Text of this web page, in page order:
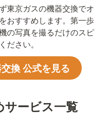
東京ガスの機器交換でオ
おすすめします。第一歩
の写真を撮るだけのスピ
ださい。
換 公式を見る
サービス一覧